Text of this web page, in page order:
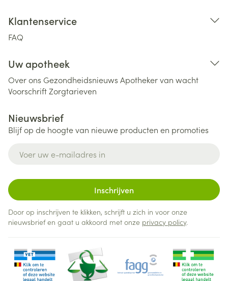
Klantenservice
FAQ
Uw apotheek
Over ons Gezondheidsnieuws Apotheker van wacht
VoorschriftZorgtarieven
Nieuwsbrief
Blijf op de hoogte van nieuwe producten en promoties
Inschrijven
Door op inschrijven te klikken, schrijft u zich in voor onze
nieuwsbrief en gaat u akkoord met onze privacy policy.